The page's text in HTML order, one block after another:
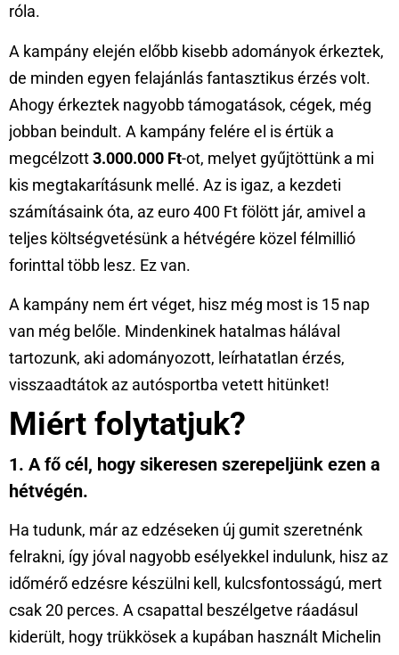
róla.
A kampány elején előbb kisebb adományok érkeztek,
de minden egyen felajánlás fantasztikus érzés volt.
Ahogy érkeztek nagyobb támogatások, cégek, még
jobban beindult. A kampány felére el is értük a
megcélzott3.000.000 Ft-ot, melyet gyűjtöttünk a mi
kis megtakarításunk mellé. Az is igaz, a kezdeti
számításaink óta, az euro 400 Ft fölött jár, amivel a
teljes költségvetésünk a hétvégére közel félmillió
forinttal több lesz. Ez van.
A kampány nem ért véget, hisz még most is 15 nap
van még belőle. Mindenkinek hatalmas hálával
tartozunk, aki adományozott, leírhatatlan érzés,
visszaadtátok az autósportba vetett hitünket!
Miért folytatjuk?
1. A fő cél, hogy sikeresen szerepeljünk ezen a
hétvégén.
Ha tudunk, már az edzéseken új gumit szeretnénk
felrakni, így jóval nagyobb esélyekkel indulunk, hisz az
időmérő edzésre készülni kell, kulcsfontosságú, mert
csak 20 perces. A csapattal beszélgetve ráadásul
kiderült, hogy trükkösek a kupában használt Michelin